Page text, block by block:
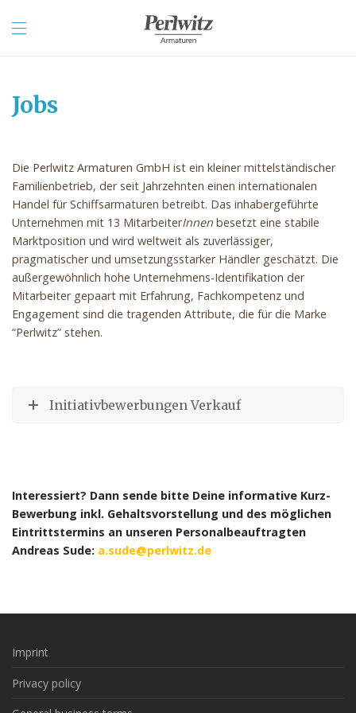
Jobs
Die Perlwitz Armaturen GmbH ist ein kleiner mittelständischer
Familienbetrieb, der seit Jahrzehnten einen internationalen
Handel für Schiffsarmaturen betreibt. Das inhabergeführte
Unternehmen mit 13 MitarbeiterInnen besetzt eine stabile
Marktposition und wird weltweit als zuverlässiger,
pragmatischer und umsetzungsstarker Händler geschätzt. Die
außergewöhnlich hohe Unternehmens-Identifikation der
Mitarbeiter gepaart mit Erfahrung, Fachkompetenz und
Engagement sind die tragenden Attribute, die für die Marke
“Perlwitz” stehen.
Initiativbewerbungen Verkauf
Interessiert? Dann sende bitte Deine informative Kurz-
Bewerbung inkl. Gehaltsvorstellung und des möglichen
Eintrittstermins an unseren Personalbeauftragten
Andreas Sude: a.sude@perlwitz.de
Imprint
Privacy policy